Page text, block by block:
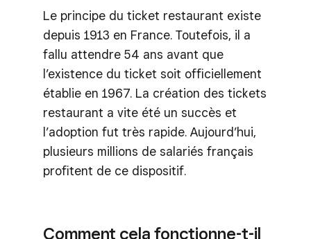
Le principe du ticket restaurant existe
depuis 1913 en France. Toutefois, il a
fallu attendre 54 ans avant que
l’existence du ticket soit officiellement
établie en 1967. La création des tickets
restaurant a vite été un succès et
l’adoption fut très rapide. Aujourd’hui,
plusieurs millions de salariés français
profitent de ce dispositif.
Comment cela fonctionne-t-il